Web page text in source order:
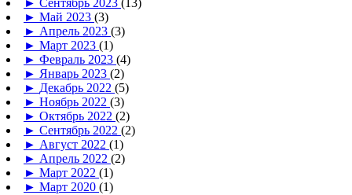
► Сентябрь 2023 (13)
► Май 2023 (3)
► Апрель 2023 (3)
► Март 2023 (1)
► Февраль 2023 (4)
► Январь 2023 (2)
► Декабрь 2022 (5)
► Ноябрь 2022 (3)
► Октябрь 2022 (2)
► Сентябрь 2022 (2)
► Август 2022 (1)
► Апрель 2022 (2)
► Март 2022 (1)
► Март 2020 (1)